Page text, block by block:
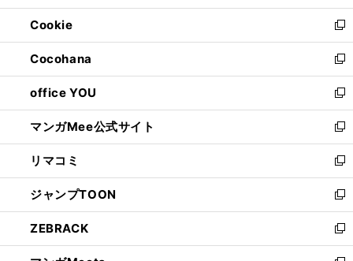
開
く
ウ
で
開
く
ン
ド
ウ
で
開
く
ウ
ィ
ン
ド
ウ
で
開
く
Cookie
新
し
い
ウ
ィ
ン
ド
ウ
で
開
く
Cocohana
新
し
い
ウ
ィ
ン
ド
ウ
で
開
く
office YOU
新
し
い
ウ
ィ
ン
ド
ウ
で
開
マンガMee公式サイト
新
し
い
ウ
ィ
ン
ド
ウ
リマコミ
新
し
い
ウ
ィ
ン
ジャンプTOON
新
し
い
ウ
ZEBRACK
新
し